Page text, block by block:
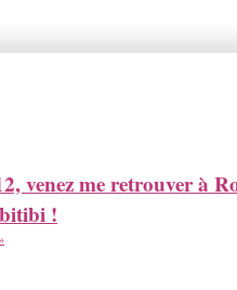
venez me retrouver à
!